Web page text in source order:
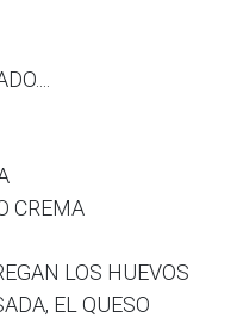
CREMA
LOS HUEVOS
EL QUESO